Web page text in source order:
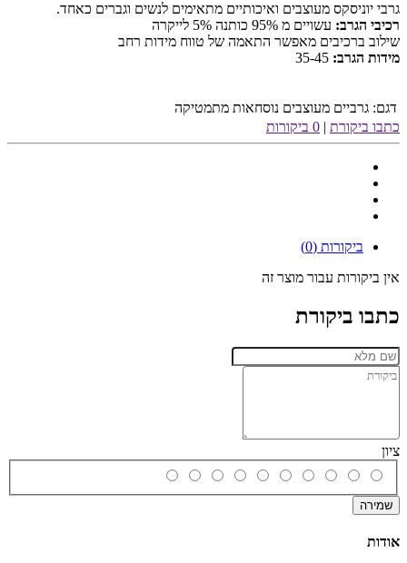
גרבי יוניסקס מעוצבים ואיכותיים מתאימים לנשים וגברים כאחד.
רכיבי הגרב: עשויים מ 95% כותנה 5% לייקרה
שילוב ברכיבים מאפשר התאמה של טווח מידות רחב
מידות הגרב: 35-45
דגם: גרביים מעוצבים נוסחאות מתמטיקה
כתבו ביקורת | 0 ביקורות
ביקורות (0)
אין ביקורות עבור מוצר זה
כתבו ביקורת
ציון
שמירה
אודות